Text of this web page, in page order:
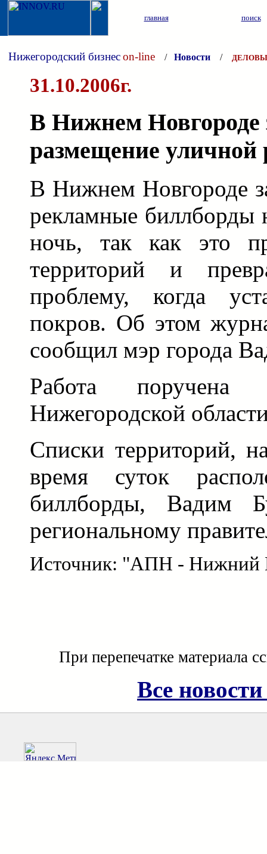
главная поиск
Нижегородский бизнесon-line / Новости /
31.10.2006г.
В Нижнем Новгороде
размещение
В Нижнем Новгороде
рекламные биллборды
ночь, так как это
территорий и
проблему, когда
покров. Об этом
сообщил мэр города
Работа
Нижегородской
Списки территорий,
время суток
биллборды, Вадим
региональному
Источник: "АПН - Нижний
При перепечатке материала
Все